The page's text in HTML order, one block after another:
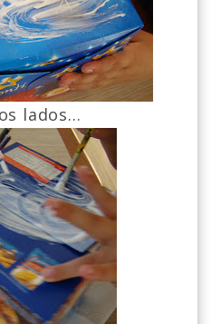
lados...